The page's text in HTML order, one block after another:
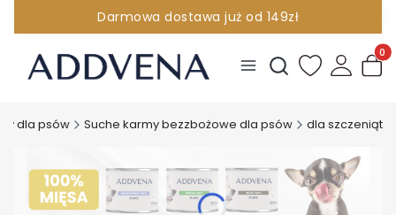
Darmowa dostawa już od 149zł
INFOLINIA 881 096 380
Otwórz
dla psów Suche karmy bezzbożowe dla psów dla szczeniąt